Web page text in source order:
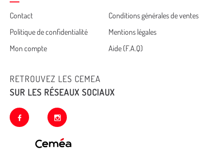
Cemea
footer
Contact
Conditions générales de ventes
Politique de confidentialité
Mentions légales
Mon compte
Aide (F.A.Q)
RETROUVEZ LES CEMEA
SUR LES RÉSEAUX SOCIAUX
facebook instagram